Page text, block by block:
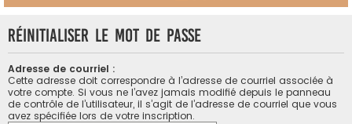
Réinitialiser le mot de passe
Adresse de courriel :
Cette adresse doit correspondre à l’adresse de courriel associée à
votre compte. Si vous ne l’avez jamais modifié depuis le panneau
de contrôle de l’utilisateur, il s’agit de l’adresse de courriel que vous
avez spécifiée lors de votre inscription.